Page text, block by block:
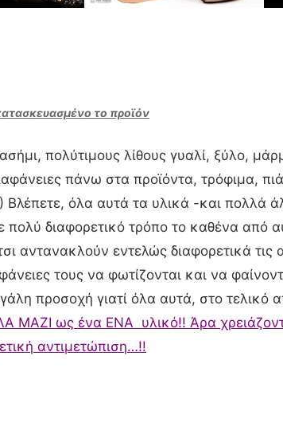
το προϊόν
πολύτιμους λίθους γυαλί, ξύλο,
πάνω στα προϊόντα, τρόφιμα,
Βλέπετε, όλα αυτά τα υλικά -και πολλά
πολύ διαφορετικό τρόπο το καθένα από
αντανακλούν εντελώς διαφορετικά τις
τους να φωτίζονται και να
προσοχή γιατί όλα αυτά, στο τελικό
ΜΑΖΙ ως ένα ΕΝΑ υλικό!! Άρα
αντιμετώπιση…!!